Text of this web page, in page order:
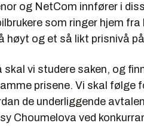
og NetCom innfører i
som ringer hjem
høyt og et så likt prisnivå
skal vi studere saken, og
prisene. Vi skal følge
de underliggende
Choumelova ved